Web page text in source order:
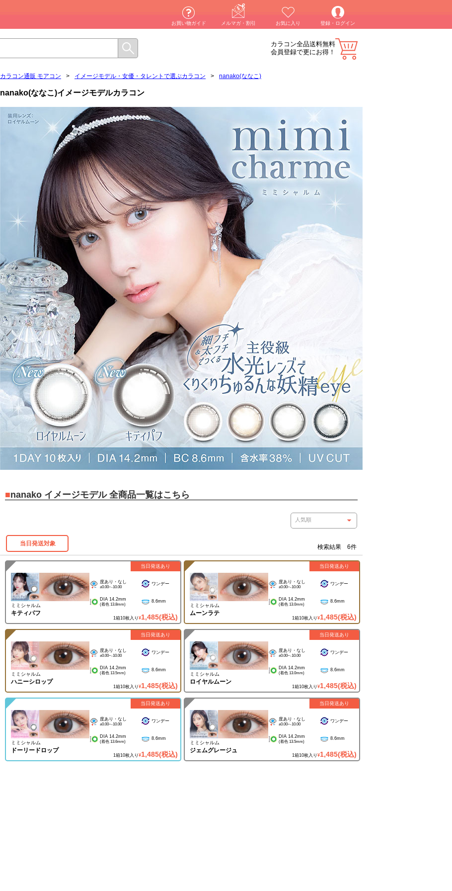
お買い物ガイド メルマガ・割引 お気に入り 登録・ログイン
カラコン全品送料無料
会員登録で更にお得！
カラコン通販 モアコン > イメージモデル・女優・タレントで選ぶカラコン > nanako(ななこ)
nanako(ななこ)イメージモデルカラコン
nanako イメージモデル 全商品一覧はこちら
当日発送対象 検索結果 6件
ミミシャルム
キティパフ
度あり・なし
±0.00~-10.00
ワンデー
DIA 14.2mm
(着色 13.8mm)
8.6mm
1箱10枚入り ¥1,485(税込)
当日発送あり
ミミシャルム
ムーンラテ
度あり・なし
±0.00~-10.00
ワンデー
DIA 14.2mm
(着色 13.0mm)
8.6mm
1箱10枚入り ¥1,485(税込)
当日発送あり
ミミシャルム
ハニーシロップ
度あり・なし
±0.00~-10.00
ワンデー
DIA 14.2mm
(着色 13.5mm)
8.6mm
1箱10枚入り ¥1,485(税込)
当日発送あり
ミミシャルム
ロイヤルムーン
度あり・なし
±0.00~-10.00
ワンデー
DIA 14.2mm
(着色 13.0mm)
8.6mm
1箱10枚入り ¥1,485(税込)
当日発送あり
ミミシャルム
ドーリードロップ
度あり・なし
±0.00~-10.00
ワンデー
DIA 14.2mm
(着色 13.6mm)
8.6mm
1箱10枚入り ¥1,485(税込)
当日発送あり
ミミシャルム
ジェムグレージュ
度あり・なし
±0.00~-10.00
ワンデー
DIA 14.2mm
(着色 13.5mm)
8.6mm
1箱10枚入り ¥1,485(税込)
当日発送あり